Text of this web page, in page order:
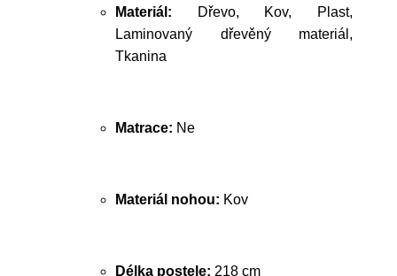
Materiál: Dřevo, Kov, Plast,
Laminovaný dřevěný materiál,
Tkanina
Matrace: Ne
Materiál nohou: Kov
Délka postele: 218 cm